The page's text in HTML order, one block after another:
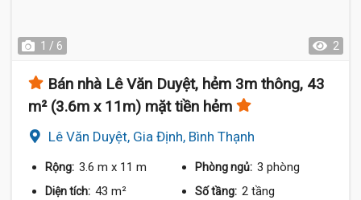
1 / 6 2
Bán nhà Lê Văn Duyệt, hẻm 3m thông, 43
m² (3.6m x 11m) mặt tiền hẻm
Lê Văn Duyệt, Gia Định, Bình Thạnh
Rộng: 3.6 m x 11 m Phòng ngủ: 3 phòng
Diện tích: 43 m² Số tầng: 2 tầng